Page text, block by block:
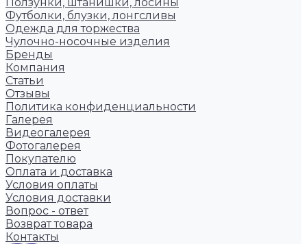
Футболки, блузки, лонгсливы
Одежда для торжества
Чулочно-носочные изделия
Бренды
Компания
Статьи
Отзывы
Политика конфиденциальности
Галерея
Видеогалерея
Фотогалерея
Покупателю
Оплата и доставка
Условия оплаты
Условия доставки
Вопрос - ответ
Возврат товара
Контакты